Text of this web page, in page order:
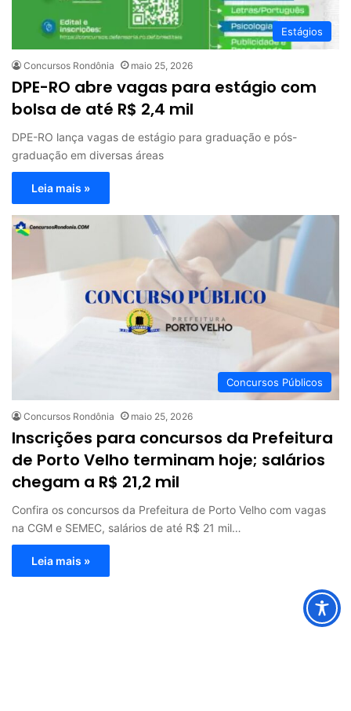
Estágios
Concursos Rondônia maio 25, 2026
DPE-RO abre vagas para estágio com
bolsa de até R$ 2,4 mil
DPE-RO lança vagas de estágio para graduação e pós-
graduação em diversas áreas
Leia mais »
Concursos Públicos
Concursos Rondônia maio 25, 2026
Inscrições para concursos da Prefeitura
de Porto Velho terminam hoje; salários
chegam a R$ 21,2 mil
Confira os concursos da Prefeitura de Porto Velho com vagas
na CGM e SEMEC, salários de até R$ 21 mil…
Leia mais »